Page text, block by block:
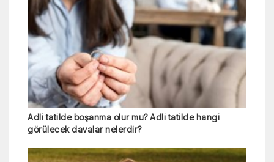
Adli tatilde boşanma olur mu? Adli tatilde hangi
görülecek davalar nelerdir?